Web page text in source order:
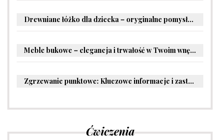
Drewniane łóżko dla dziecka – oryginalne pomysły na aranżację pokoju malucha
Meble bukowe – elegancja i trwałość w Twoim wnętrzu
Zgrzewanie punktowe: Kluczowe informacje i zastosowania w przemyśle
Ćwiczenia